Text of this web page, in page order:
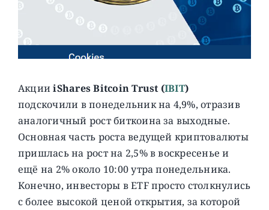
АкцииiShares Bitcoin Trust (IBIT)
подскочили в понедельник на 4,9%, отразив
аналогичный рост биткоина за выходные.
Основная часть роста ведущей криптовалюты
пришлась на рост на 2,5% в воскресенье и
ещё на 2% около 10:00 утра понедельника.
Конечно, инвесторы в ETF просто столкнулись
с более высокой ценой открытия, за которой